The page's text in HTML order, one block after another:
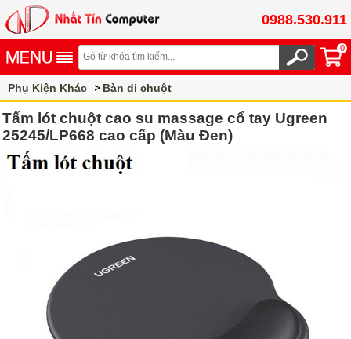
0988.530.911
0
Phụ Kiện Khác Bàn di chuột
Tấm lót chuột cao su massage cổ tay Ugreen
25245/LP668 cao cấp (Màu Đen)